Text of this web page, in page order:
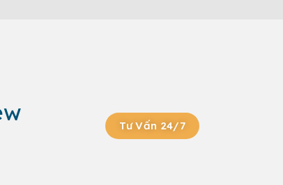
Tư Vấn 24/7